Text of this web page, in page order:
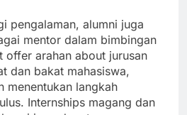
pengalaman, alumni juga
mentor dalam bimbingan
offer arahan about jurusan
dan bakat mahasiswa,
menentukan langkah
Internships magang dan